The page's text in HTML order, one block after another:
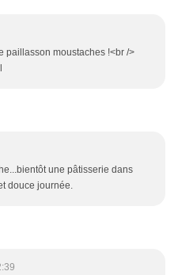
paillasson moustaches !<br />
une pâtisserie dans
douce journée.